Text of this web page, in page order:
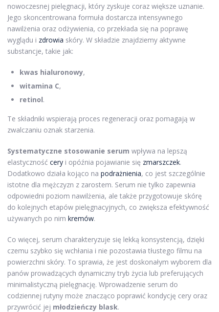
nowoczesnej pielęgnacji, który zyskuje coraz większe uznanie.
Jego skoncentrowana formuła dostarcza intensywnego
nawilżenia oraz odżywienia, co przekłada się na poprawę
wyglądu i zdrowia skóry. W składzie znajdziemy aktywne
substancje, takie jak:
kwas hialuronowy,
witamina C,
retinol.
Te składniki wspierają proces regeneracji oraz pomagają w
zwalczaniu oznak starzenia.
Systematyczne stosowanie serum wpływa na lepszą
elastyczność cery i opóźnia pojawianie się zmarszczek.
Dodatkowo działa kojąco na podrażnienia, co jest szczególnie
istotne dla mężczyzn z zarostem. Serum nie tylko zapewnia
odpowiedni poziom nawilżenia, ale także przygotowuje skórę
do kolejnych etapów pielęgnacyjnych, co zwiększa efektywność
używanych po nim kremów.
Co więcej, serum charakteryzuje się lekką konsystencją, dzięki
czemu szybko się wchłania i nie pozostawia tłustego filmu na
powierzchni skóry. To sprawia, że jest doskonałym wyborem dla
panów prowadzących dynamiczny tryb życia lub preferujących
minimalistyczną pielęgnację. Wprowadzenie serum do
codziennej rutyny może znacząco poprawić kondycję cery oraz
przywrócić jej młodzieńczy blask.